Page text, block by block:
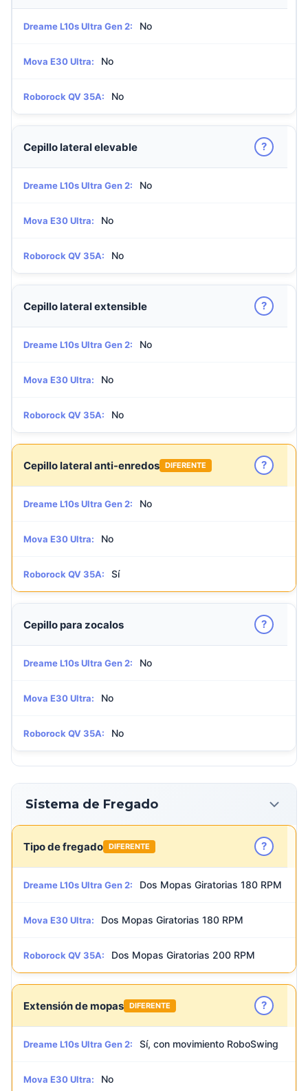
Dreame L10s Ultra Gen 2: No
Mova E30 Ultra: No
Roborock QV 35A: No
Cepillo lateral elevable ?
Dreame L10s Ultra Gen 2: No
Mova E30 Ultra: No
Roborock QV 35A: No
Cepillo lateral extensible ?
Dreame L10s Ultra Gen 2: No
Mova E30 Ultra: No
Roborock QV 35A: No
Cepillo lateral anti-enredos DIFERENTE ?
Dreame L10s Ultra Gen 2: No
Mova E30 Ultra: No
Roborock QV 35A: Sí
Cepillo para zocalos ?
Dreame L10s Ultra Gen 2: No
Mova E30 Ultra: No
Roborock QV 35A: No
Sistema de Fregado
Tipo de fregado DIFERENTE ?
Dreame L10s Ultra Gen 2: Dos Mopas Giratorias 180 RPM
Mova E30 Ultra: Dos Mopas Giratorias 180 RPM
Roborock QV 35A: Dos Mopas Giratorias 200 RPM
Extensión de mopas DIFERENTE ?
Dreame L10s Ultra Gen 2: Sí, con movimiento RoboSwing
Mova E30 Ultra: No